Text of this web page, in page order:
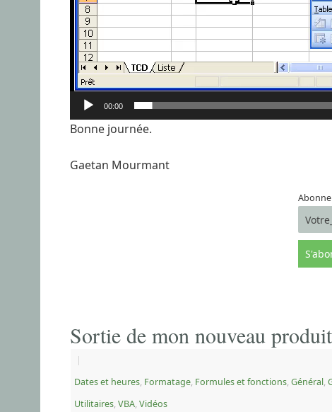
00:00
Bonne journée.
Gaetan Mourmant
Sortie de mon nouveau produit
|
Dates et heures, Formatage, Formules et fonctions, Général,
Utilitaires, VBA, Vidéos